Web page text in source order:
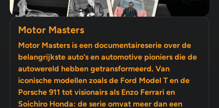
Motor Masters
Motor Masters is een documentaireserie over de
belangrijkste auto’s en automotive pioniers die de
autowereld hebben getransformeerd. Van
iconische modellen zoals de Ford Model T en de
Porsche 911 tot visionairs als Enzo Ferrari en
Soichiro Honda: de serie omvat meer dan een